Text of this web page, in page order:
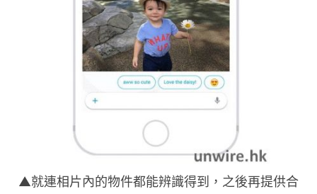
▲就連相片內的物件都能辨識得到，之後再提供合